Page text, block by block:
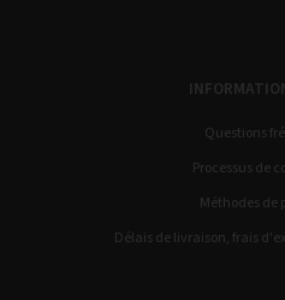
Questions
Processus de
Méthodes de
Délais de livraison, frais